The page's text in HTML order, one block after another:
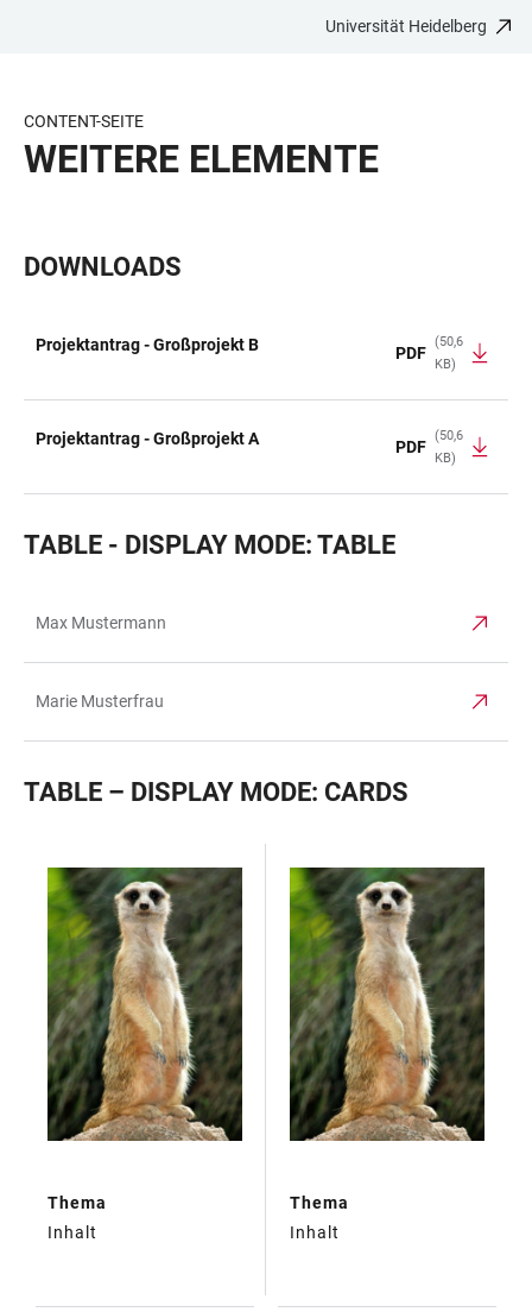
BARRIEREFREIHEIT
Universität Heidelberg
CONTENT-SEITE
WEITERE ELEMENTE
DOWNLOADS
Projektantrag - Großprojekt B PDF
(50,6
KB)
Projektantrag - Großprojekt A PDF
(50,6
KB)
TABLE - DISPLAY MODE: TABLE
Max Mustermann
Marie Musterfrau
TABLE – DISPLAY MODE: CARDS
TABELLE
Thema
Inhalt
Thema
Inhalt